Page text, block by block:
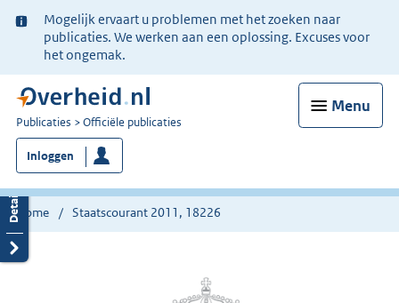
Ter
informatie:
Mogelijk ervaart u problemen met het zoeken naar
publicaties. We werken aan een oplossing. Excuses voor
het ongemak.
Menu
U
bent
nu
hier:
Publicaties Officiële publicaties
Inloggen
Home Staatscourant 2011, 18226